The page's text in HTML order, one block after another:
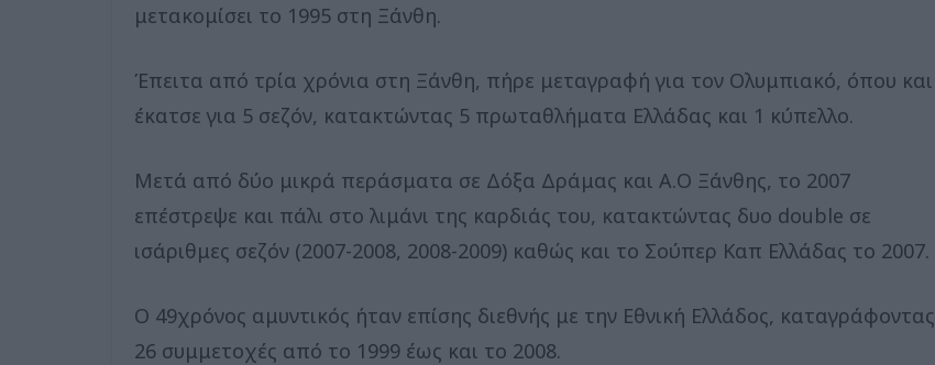
μετακομίσει το 1995 στη Ξάνθη.
Έπειτα από τρία χρόνια στη Ξάνθη, πήρε μεταγραφή για τον Ολυμπιακό, όπου και
έκατσε για 5 σεζόν, κατακτώντας 5 πρωταθλήματα Ελλάδας και 1 κύπελλο.
Μετά από δύο μικρά περάσματα σε Δόξα Δράμας και Α.Ο Ξάνθης, το 2007
επέστρεψε και πάλι στο λιμάνι της καρδιάς του, κατακτώντας δυο double σε
ισάριθμες σεζόν (2007-2008, 2008-2009) καθώς και το Σούπερ Καπ Ελλάδας το 2007.
Ο 49χρόνος αμυντικός ήταν επίσης διεθνής με την Εθνική Ελλάδος, καταγράφοντας
26 συμμετοχές από το 1999 έως και το 2008.